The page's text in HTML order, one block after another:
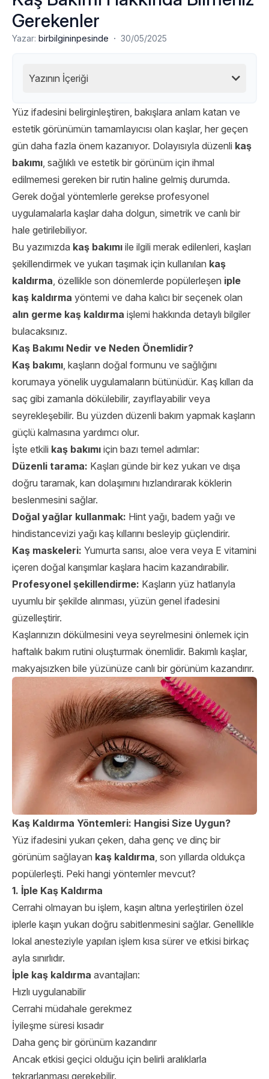
Gerekenler
Yazar: birbilgininpesinde · 30/05/2025
Yazının İçeriği
Yüz ifadesini belirginleştiren, bakışlara anlam katan ve
estetik görünümün tamamlayıcısı olan kaşlar, her geçen
gün daha fazla önem kazanıyor. Dolayısıyla düzenli kaş
bakımı, sağlıklı ve estetik bir görünüm için ihmal
edilmemesi gereken bir rutin haline gelmiş durumda.
Gerek doğal yöntemlerle gerekse profesyonel
uygulamalarla kaşlar daha dolgun, simetrik ve canlı bir
hale getirilebiliyor.
Bu yazımızda kaş bakımı ile ilgili merak edilenleri, kaşları
şekillendirmek ve yukarı taşımak için kullanılan kaş
kaldırma, özellikle son dönemlerde popülerleşen iple
kaş kaldırma yöntemi ve daha kalıcı bir seçenek olan
alın germe kaş kaldırma işlemi hakkında detaylı bilgiler
bulacaksınız.
Kaş Bakımı Nedir ve Neden Önemlidir?
Kaş bakımı, kaşların doğal formunu ve sağlığını
korumaya yönelik uygulamaların bütünüdür. Kaş kılları da
saç gibi zamanla dökülebilir, zayıflayabilir veya
seyrekleşebilir. Bu yüzden düzenli bakım yapmak kaşların
güçlü kalmasına yardımcı olur.
İşte etkili kaş bakımı için bazı temel adımlar:
Düzenli tarama: Kaşları günde bir kez yukarı ve dışa
doğru taramak, kan dolaşımını hızlandırarak köklerin
beslenmesini sağlar.
Doğal yağlar kullanmak: Hint yağı, badem yağı ve
hindistancevizi yağı kaş kıllarını besleyip güçlendirir.
Kaş maskeleri: Yumurta sarısı, aloe vera veya E vitamini
içeren doğal karışımlar kaşlara hacim kazandırabilir.
Profesyonel şekillendirme: Kaşların yüz hatlarıyla
uyumlu bir şekilde alınması, yüzün genel ifadesini
güzelleştirir.
Kaşlarınızın dökülmesini veya seyrelmesini önlemek için
haftalık bakım rutini oluşturmak önemlidir. Bakımlı kaşlar,
makyajsızken bile yüzünüze canlı bir görünüm kazandırır.
Kaş Kaldırma Yöntemleri: Hangisi Size Uygun?
Yüz ifadesini yukarı çeken, daha genç ve dinç bir
görünüm sağlayan kaş kaldırma, son yıllarda oldukça
popülerleşti. Peki hangi yöntemler mevcut?
1. İple Kaş Kaldırma
Cerrahi olmayan bu işlem, kaşın altına yerleştirilen özel
iplerle kaşın yukarı doğru sabitlenmesini sağlar. Genellikle
lokal anesteziyle yapılan işlem kısa sürer ve etkisi birkaç
ayla sınırlıdır.
İple kaş kaldırma avantajları:
Hızlı uygulanabilir
Cerrahi müdahale gerekmez
İyileşme süresi kısadır
Daha genç bir görünüm kazandırır
Ancak etkisi geçici olduğu için belirli aralıklarla
tekrarlanması gerekebilir.